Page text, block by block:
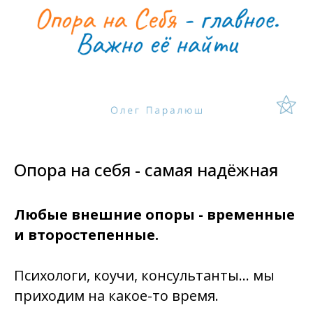
Опора на себя - самая надёжная
Любые внешние опоры - временные
и второстепенные.
Психологи, коучи, консультанты… мы
приходим на какое-то время.